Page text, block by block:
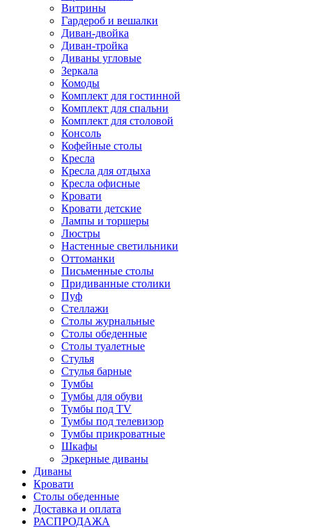
Витрины
Гардероб и вешалки
Диван-двойка
Диван-тройка
Диваны угловые
Зеркала
Комоды
Комплект для гостинной
Комплект для спальни
Комплект для столовой
Консоль
Кофейные столы
Кресла
Кресла для отдыха
Кресла офисные
Кровати
Кровати детские
Лампы и торшеры
Люстры
Настенные светильники
Оттоманки
Письменные столы
Придиванные столики
Пуф
Стеллажи
Столы журнальные
Столы обеденные
Столы туалетные
Стулья
Стулья барные
Тумбы
Тумбы для обуви
Тумбы под TV
Тумбы под телевизор
Тумбы прикроватные
Шкафы
Эркерные диваны
Диваны
Кровати
Столы обеденные
Доставка и оплата
РАСПРОДАЖА